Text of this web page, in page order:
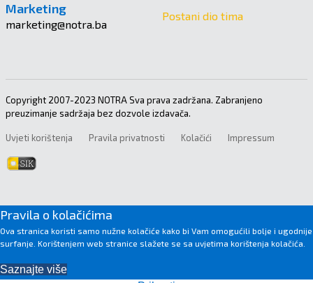
Marketing
marketing@notra.ba
Postani dio tima
Copyright 2007-2023 NOTRA Sva prava zadržana. Zabranjeno
preuzimanje sadržaja bez dozvole izdavača.
Uvjeti korištenja Pravila privatnosti Kolačići Impressum
Pravila o kolačićima
Ova stranica koristi samo nužne kolačiće kako bi Vam omogućili bolje i ugodnije
surfanje. Korištenjem web stranice slažete se sa uvjetima korištenja kolačića.
Saznajte više